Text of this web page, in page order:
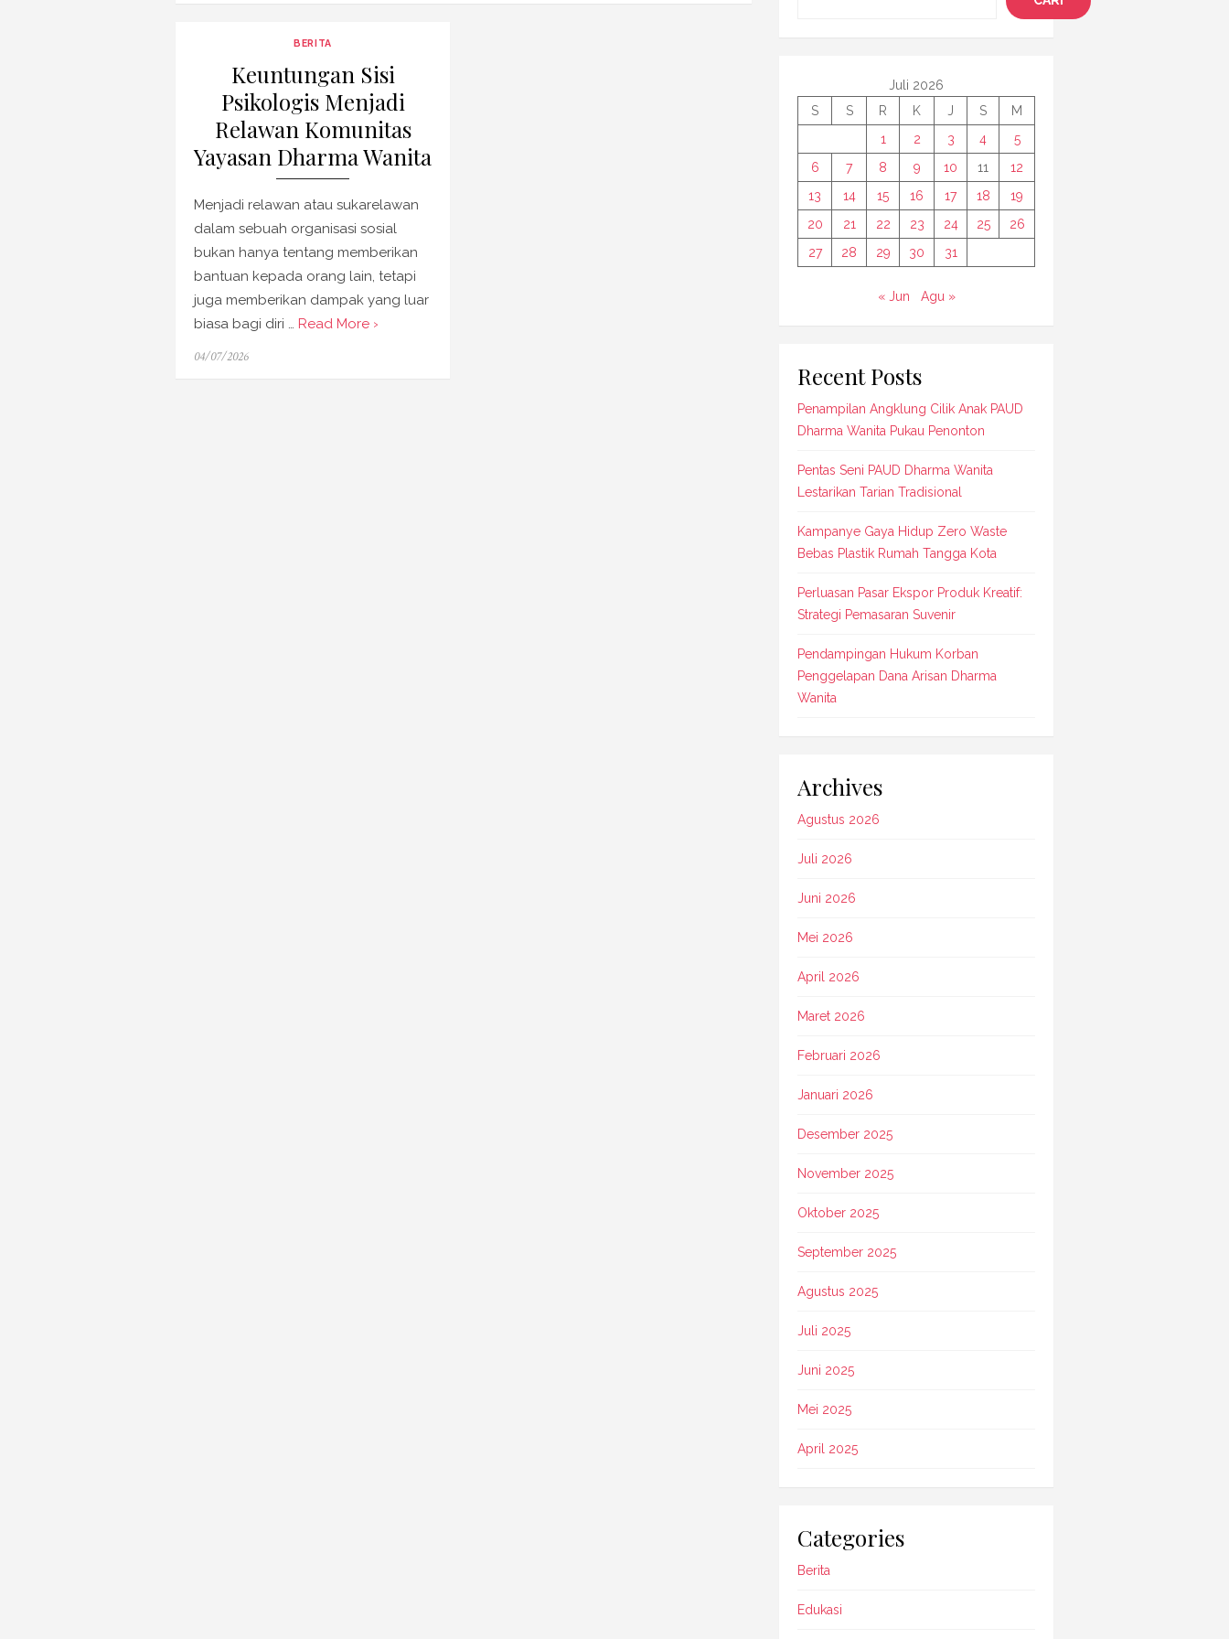
BERITA
Keuntungan Sisi
Psikologis Menjadi
Relawan Komunitas
Yayasan Dharma Wanita
Menjadi relawan atau sukarelawan
dalam sebuah organisasi sosial
bukan hanya tentang memberikan
bantuan kepada orang lain, tetapi
juga memberikan dampak yang luar
biasa bagi diri … Read More ›
Posted
04/07/2026
Juli 2026
S
S R K J S
M
1
2 3 4
5
6
7 8 9 10 11
12
13
14 15 16 17 18
19
20
21 22 23 24 25
26
27
28 29 30 31
« Jun Agu »
Recent Posts
Penampilan Angklung Cilik Anak PAUD
Dharma Wanita Pukau Penonton
Pentas Seni PAUD Dharma Wanita
Lestarikan Tarian Tradisional
Kampanye Gaya Hidup Zero Waste
Bebas Plastik Rumah Tangga Kota
Perluasan Pasar Ekspor Produk Kreatif:
Strategi Pemasaran Suvenir
Pendampingan Hukum Korban
Penggelapan Dana Arisan Dharma
Wanita
Archives
Agustus 2026
Juli 2026
Juni 2026
Mei 2026
April 2026
Maret 2026
Februari 2026
Januari 2026
Desember 2025
November 2025
Oktober 2025
September 2025
Agustus 2025
Juli 2025
Juni 2025
Mei 2025
April 2025
Categories
Berita
Edukasi